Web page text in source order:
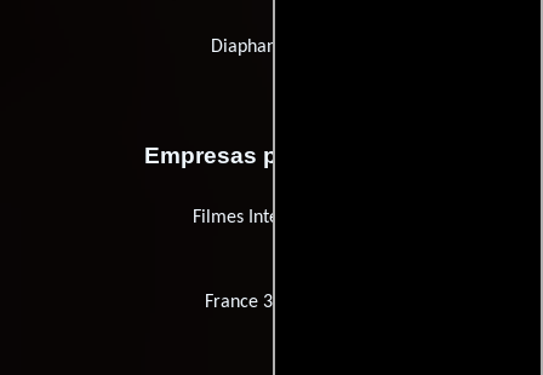
Diaphana Films
Empresas productoras
Filmes International
France 3 Cinéma